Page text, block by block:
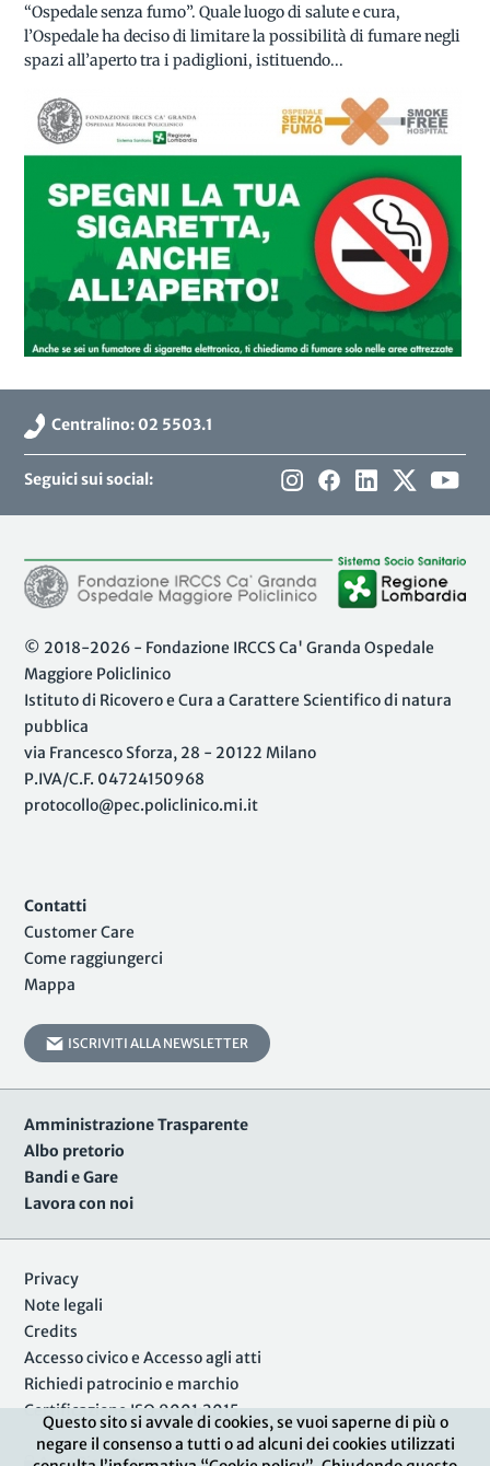
Questo sito si avvale di cookies, se vuoi saperne di più o
negare il consenso a tutti o ad alcuni dei cookies utilizzati
“Ospedale senza fumo”. Quale luogo di salute e cura,
l’Ospedale ha deciso di limitare la possibilità di fumare negli
spazi all’aperto tra i padiglioni, istituendo...
Centralino: 02 5503.1
Seguici sui social:
© 2018-2026 - Fondazione IRCCS Ca' Granda Ospedale
Maggiore Policlinico
Istituto di Ricovero e Cura a Carattere Scientifico di natura
pubblica
via Francesco Sforza, 28 - 20122 Milano
P.IVA/C.F. 04724150968
protocollo@pec.policlinico.mi.it
Contatti
Customer Care
Come raggiungerci
Mappa
ISCRIVITI ALLA NEWSLETTER
Amministrazione Trasparente
Albo pretorio
Bandi e Gare
Lavora con noi
Privacy
Note legali
Credits
Accesso civico e Accesso agli atti
Richiedi patrocinio e marchio
Certificazione ISO 9001:2015